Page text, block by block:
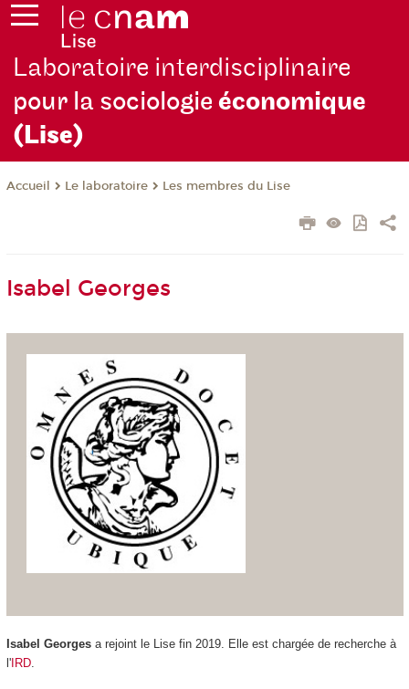
Laboratoire interdisciplinaire
pour la sociologieéconomique
(Lise)
Accueil Le laboratoire Les membres du Lise
Isabel Georges
Isabel Georgesa rejoint le Lise fin 2019. Elle est chargée de recherche à
l'IRD.